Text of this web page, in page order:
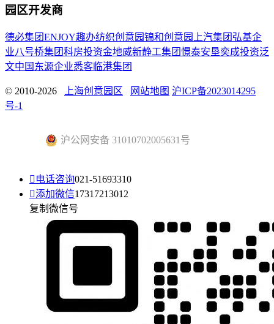
园区开发商
德必集团ENJOY趣办纺织创意园锦和创意园 上汽集团 弘基企
业八号桥集团科房投资金地威新静工集团憬泰安垦奕成投资泛
文中国 东源企业悉客 临港集团
© 2010-2026 上海创意园区 网站地图 沪ICP备2023014295
号-1
沪公网安备 31010702005631号
 电话咨询021-51693310
添加微信17317213012
复制微信号